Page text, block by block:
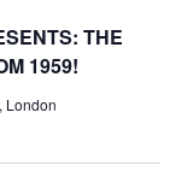
THE
1959!
London